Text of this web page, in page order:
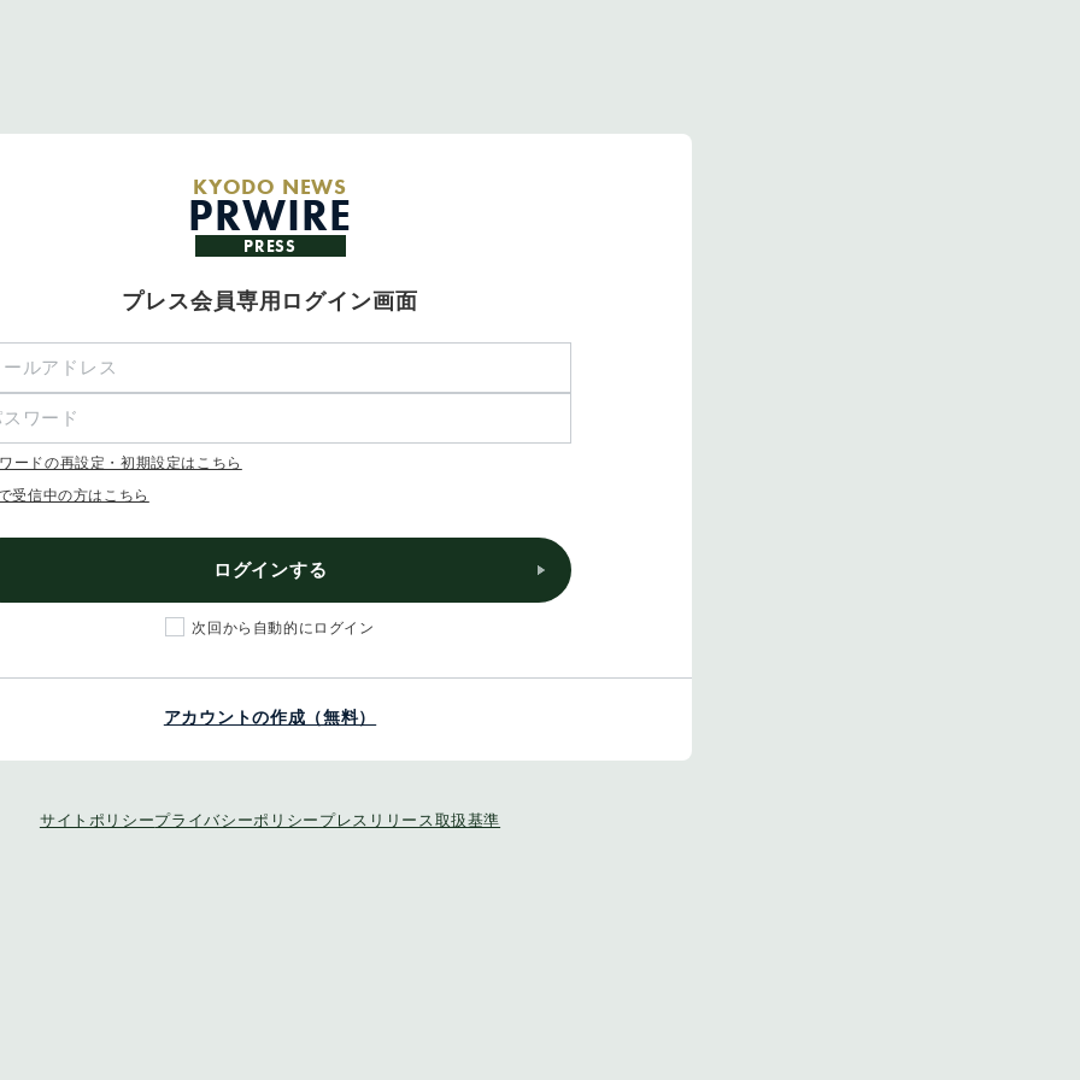
KYODO NEWS
PRWIRE
PRESS
プレス会員専用ログイン画面
ードの再設定・初期設定はこちら
受信中の方はこちら
ログインする
次回から自動的にログイン
アカウントの作成（無料）
サイトポリシープライバシーポリシー プレスリリース取扱基準